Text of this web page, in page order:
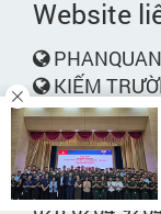
Website
KIẾM
Liên hệ
Phone: